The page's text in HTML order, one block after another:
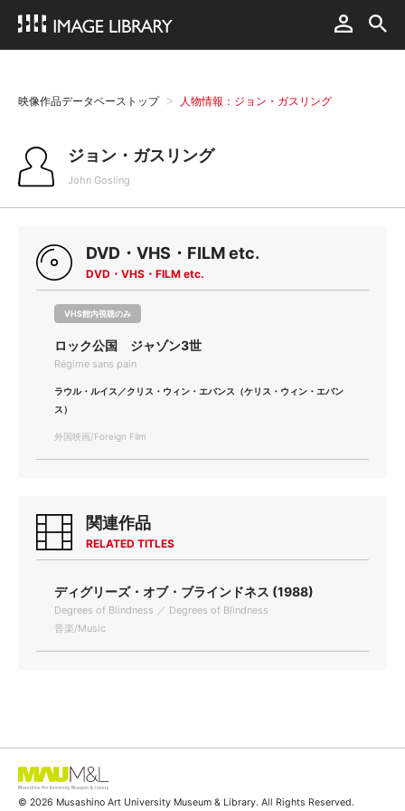
映像作品データベーストップ 人物情報：ジョン・ガスリング
ジョン・ガスリング
John Gosling
DVD・VHS・FILM etc.
DVD・VHS・FILM etc.
VHS館内視聴のみ
ロック公国 ジャゾン3世
Régime sans pain
ラウル・ルイス／クリス・ウィン・エバンス（ケリス・ウィン・エバン
ス）
外国映画/Foreign Film
関連作品
RELATED TITLES
ディグリーズ・オブ・ブラインドネス (1988)
Degrees of Blindness ／ Degrees of Blindness
音楽/Music
© 2026 Musashino Art University Museum & Library. All Rights Reserved.